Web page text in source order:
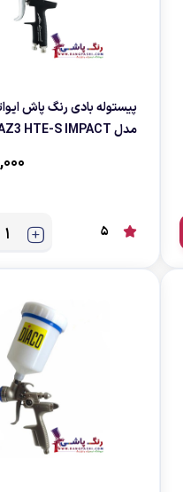
پیستوله بادی رنگ پاش ایواتا
مدل AZ3 HTE-S IMPACT
5